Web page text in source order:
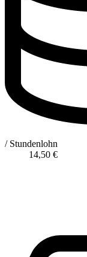
/ Stundenlohn
14,50 €